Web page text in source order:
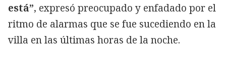
está”, expresó preocupado y enfadado por el
ritmo de alarmas que se fue sucediendo en la
villa en las últimas horas de la noche.